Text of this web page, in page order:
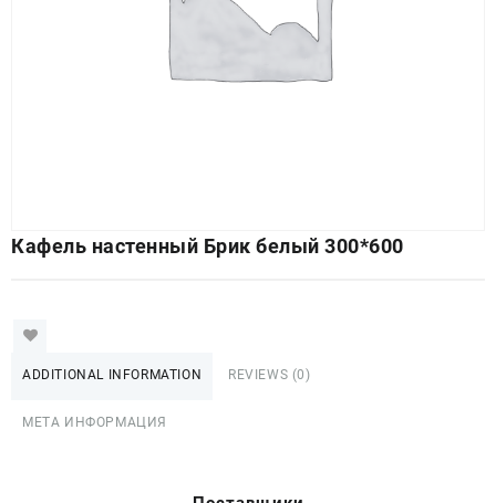
Кафель настенный Брик белый 300*600
ADDITIONAL INFORMATION REVIEWS (0)
МЕТА ИНФОРМАЦИЯ